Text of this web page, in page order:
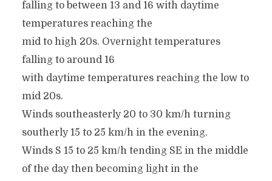
falling to between 13 and 16 with daytime
temperatures reaching the
mid to high 20s. Overnight temperatures
falling to around 16
with daytime temperatures reaching the low to
mid 20s.
Winds southeasterly 20 to 30 km/h turning
southerly 15 to 25 km/h in the evening.
Winds S 15 to 25 km/h tending SE in the middle
of the day then becoming light in the